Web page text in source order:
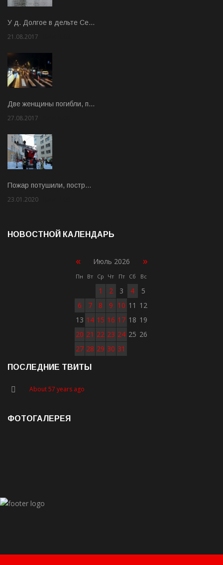
У д. Долгое в дельте Се…
21.08.2017
Две женщины погибли, п…
27.08.2017
Пожар потушили, постр…
23.01.2020
НОВОСТНОЙ КАЛЕНДАРЬ
« Июль 2026 »
Пн Вт Ср Чт Пт Сб Вс
1 2 3 4
5
6
7 8 9 10 11 12
13 14 15 16 17 18 19
20 21 22 23 24 25 26
27 28 29 30 31
ПОСЛЕДНИЕ ТВИТЫ
About 57 years ago
ФОТОГАЛЕРЕЯ